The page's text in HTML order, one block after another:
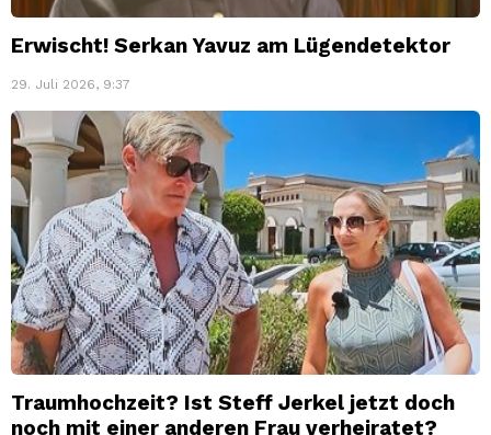
Erwischt! Serkan Yavuz am Lügendetektor
29. Juli 2026, 9:37
Traumhochzeit? Ist Steff Jerkel jetzt doch
noch mit einer anderen Frau verheiratet?